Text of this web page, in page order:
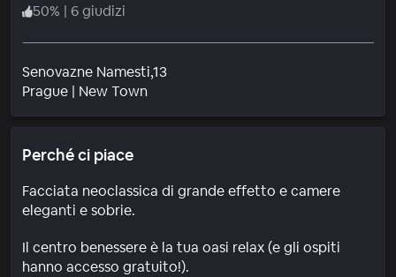
50% | 6 giudizi
Senovazne Namesti,13
Prague | New TownQuartiere
Perché ci piace
Facciata neoclassica di grande effetto e camere
eleganti e sobrie.
Il centro benessere è la tua oasi relax (e gli ospiti
hanno accesso gratuito!).